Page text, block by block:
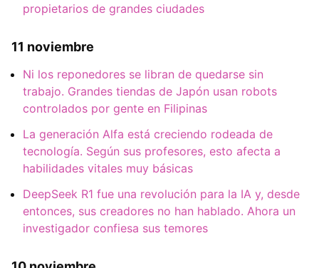
propietarios de grandes ciudades
11 noviembre
Ni los reponedores se libran de quedarse sin
trabajo. Grandes tiendas de Japón usan robots
controlados por gente en Filipinas
La generación Alfa está creciendo rodeada de
tecnología. Según sus profesores, esto afecta a
habilidades vitales muy básicas
DeepSeek R1 fue una revolución para la IA y, desde
entonces, sus creadores no han hablado. Ahora un
investigador confiesa sus temores